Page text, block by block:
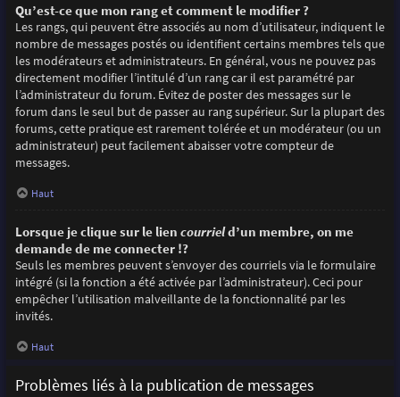
Qu’est-ce que mon rang et comment le modifier ?
Les rangs, qui peuvent être associés au nom d’utilisateur, indiquent le
nombre de messages postés ou identifient certains membres tels que
les modérateurs et administrateurs. En général, vous ne pouvez pas
directement modifier l’intitulé d’un rang car il est paramétré par
l’administrateur du forum. Évitez de poster des messages sur le
forum dans le seul but de passer au rang supérieur. Sur la plupart des
forums, cette pratique est rarement tolérée et un modérateur (ou un
administrateur) peut facilement abaisser votre compteur de
messages.
Haut
Lorsque je clique sur le lien courrield’un membre, on me
demande de me connecter !?
Seuls les membres peuvent s’envoyer des courriels via le formulaire
intégré (si la fonction a été activée par l’administrateur). Ceci pour
empêcher l’utilisation malveillante de la fonctionnalité par les
invités.
Haut
Problèmes liés à la publication de messages